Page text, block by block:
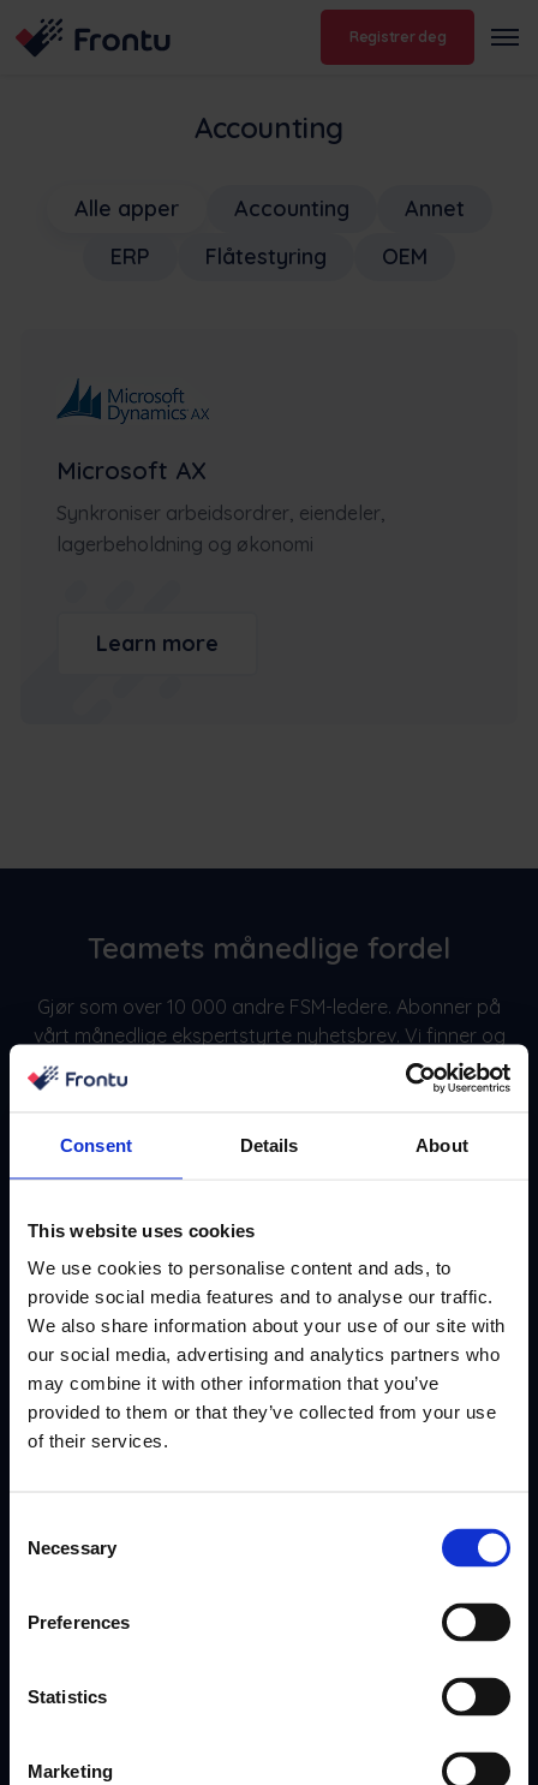
Consent Details About
This website uses cookies
We use cookies to personalise content and ads, to
provide social media features and to analyse our traffic.
We also share information about your use of our site with
our social media, advertising and analytics partners who
may combine it with other information that you’ve
provided to them or that they’ve collected from your use
of their services.
Selection
Necessary
Preferences
Statistics
Marketing
Registrer deg
Accounting
Alle apper Accounting
Annet
ERP
Flåtestyring OEM
Microsoft AX
Synkroniser arbeidsordrer, eiendeler,
lagerbeholdning og økonomi
Learn more
Teamets månedlige fordel
Gjør som over 10 000 andre FSM-ledere. Abonner på
vårt månedlige ekspertstyrte nyhetsbrev. Vi finner og
rapporterer om casestudier, suksesshistorier og
dreiebøker som fungerer der ute akkurat nå.
Abonner
App for ansatte Motivity Workforce